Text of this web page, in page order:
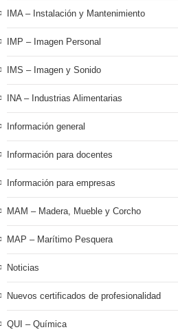
IMA – Instalación y Mantenimiento
IMP – Imagen Personal
IMS – Imagen y Sonido
INA – Industrias Alimentarias
Información general
Información para docentes
Información para empresas
MAM – Madera, Mueble y Corcho
MAP – Marítimo Pesquera
Noticias
Nuevos certificados de profesionalidad
QUI – Química